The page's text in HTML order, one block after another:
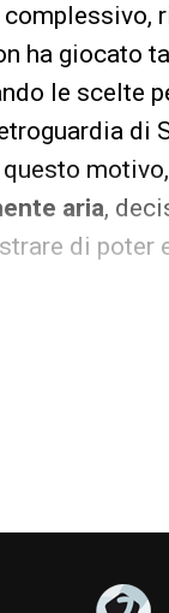
ha giocato
le scelte
di
motivo,
aria,
di poter